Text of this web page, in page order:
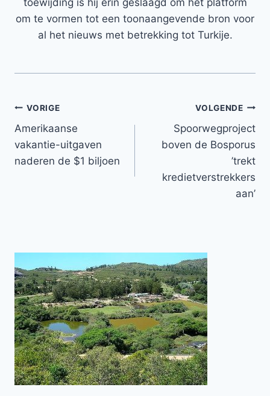
toewijding is hij erin geslaagd om het platform
om te vormen tot een toonaangevende bron voor
al het nieuws met betrekking tot Turkije.
Bericht
navigatie
VORIGE
Amerikaanse
vakantie-uitgaven
naderen de $1 biljoen
VOLGENDE
Spoorwegproject
boven de Bosporus
’trekt
kredietverstrekkers
aan’